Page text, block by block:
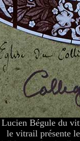
Bégule du
le vitrail présente